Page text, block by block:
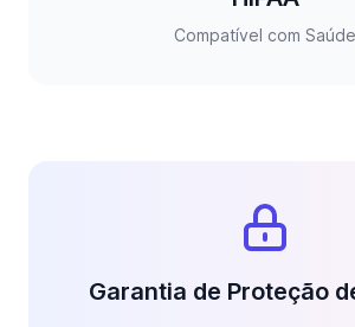
Compatível com Saúde
Garantia de Proteção